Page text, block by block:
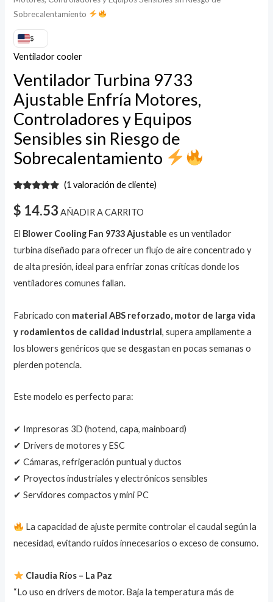
Sobrecalentamiento
$
Ventilador cooler
Ventilador Turbina 9733
Ajustable Enfría Motores,
Controladores y Equipos
Sensibles sin Riesgo de
Sobrecalentamiento
con 5.00de
5 en base
de un
(1valoración de cliente)
$ 14.53 AÑADIR A CARRITO
El Blower Cooling Fan 9733 Ajustable es un ventilador
turbina diseñado para ofrecer un flujo de aire concentrado y
de alta presión, ideal para enfriar zonas críticas donde los
ventiladores comunes fallan.
Fabricado con material ABS reforzado, motor de larga vida
y rodamientos de calidad industrial, supera ampliamente a
los blowers genéricos que se desgastan en pocas semanas o
pierden potencia.
Este modelo es perfecto para:
✔ Impresoras 3D (hotend, capa, mainboard)
✔ Drivers de motores y ESC
✔ Cámaras, refrigeración puntual y ductos
✔ Proyectos industriales y electrónicos sensibles
✔ Servidores compactos y mini PC
La capacidad de ajuste permite controlar el caudal según la
necesidad, evitando ruidos innecesarios o exceso de consumo.
Claudia Ríos – La Paz
“Lo uso en drivers de motor. Baja la temperatura más de